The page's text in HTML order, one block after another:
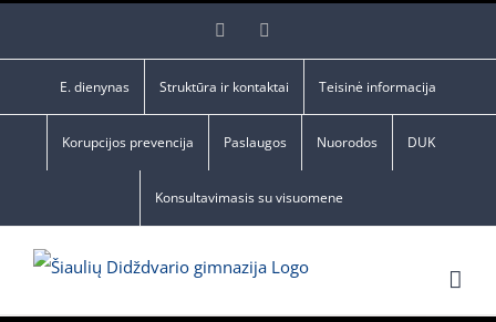
Facebook
E. dienynas Struktūra ir kontaktai Teisinė informacija
Korupcijos prevencija Paslaugos Nuorodos DUK
Konsultavimasis su visuomene